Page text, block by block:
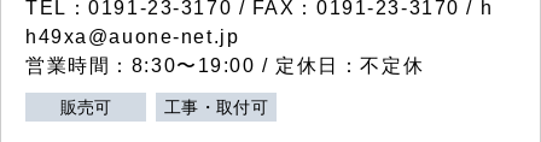
TEL：0191-23-3170 / FAX：0191-23-3170 / h
h49xa@auone-net.jp
営業時間：8:30〜19:00 / 定休日：不定休
販売可 工事・取付可